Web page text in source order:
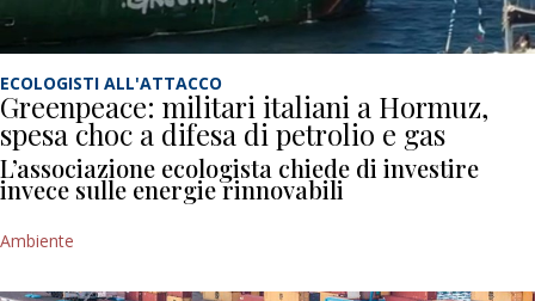
ECOLOGISTI ALL'ATTACCO
Greenpeace: militari italiani a Hormuz,
spesa choc a difesa di petrolio e gas
L’associazione ecologista chiede di investire
invece sulle energie rinnovabili
Ambiente